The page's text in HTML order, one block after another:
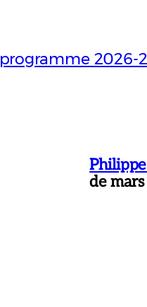
programme 2026-
de